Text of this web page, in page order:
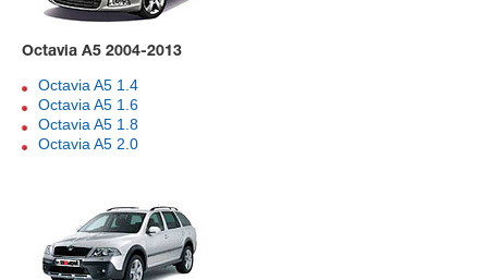
Octavia A5 2004-2013
Octavia A5 1.4
Octavia A5 1.6
Octavia A5 1.8
Octavia A5 2.0